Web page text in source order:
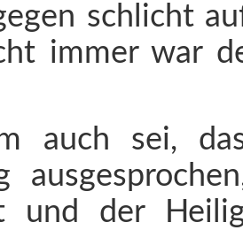
schlicht
immer war
auch sei,
und der